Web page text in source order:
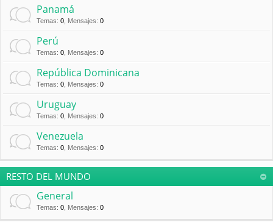
Panamá
Temas: 0 Mensajes: 0
Perú
Temas: 0 Mensajes: 0
República Dominicana
Temas: 0 Mensajes: 0
Uruguay
Temas: 0 Mensajes: 0
Venezuela
Temas: 0 Mensajes: 0
RESTO DEL MUNDO
General
Temas: 0 Mensajes: 0